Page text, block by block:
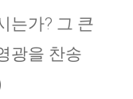
는가? 그 큰
광을 찬송